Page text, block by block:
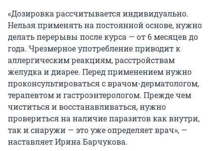
«Дозировка рассчитывается индивидуально.
Нельзя применять на постоянной основе, нужно
делать перерывы после курса — от 6 месяцев до
года. Чрезмерное употребление приводит к
аллергическим реакциям, расстройствам
желудка и диарее. Перед применением нужно
проконсультироваться с врачом-дерматологом,
терапевтом и гастроэнтерологом. Прежде чем
чиститься и восстанавливаться, нужно
провериться на наличие паразитов как внутри,
так и снаружи — это уже определяет врач», —
наставляет Ирина Барчукова.